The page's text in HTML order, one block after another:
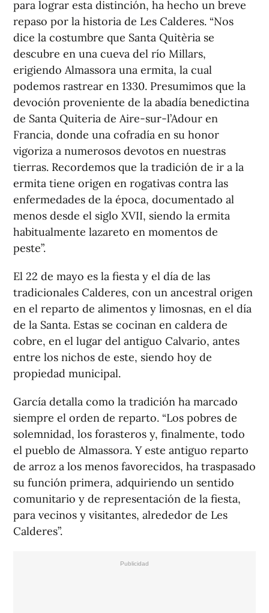
para lograr esta distinción, ha hecho un breve
repaso por la historia de Les Calderes. “Nos
dice la costumbre que Santa Quitèria se
descubre en una cueva del río Millars,
erigiendo Almassora una ermita, la cual
podemos rastrear en 1330. Presumimos que la
devoción proveniente de la abadía benedictina
de Santa Quiteria de Aire-sur-l’Adour en
Francia, donde una cofradía en su honor
vigoriza a numerosos devotos en nuestras
tierras. Recordemos que la tradición de ir a la
ermita tiene origen en rogativas contra las
enfermedades de la época, documentado al
menos desde el siglo XVII, siendo la ermita
habitualmente lazareto en momentos de
peste”.
El 22 de mayo es la fiesta y el día de las
tradicionales Calderes, con un ancestral origen
en el reparto de alimentos y limosnas, en el día
de la Santa. Estas se cocinan en caldera de
cobre, en el lugar del antiguo Calvario, antes
entre los nichos de este, siendo hoy de
propiedad municipal.
García detalla como la tradición ha marcado
siempre el orden de reparto. “Los pobres de
solemnidad, los forasteros y, finalmente, todo
el pueblo de Almassora. Y este antiguo reparto
de arroz a los menos favorecidos, ha traspasado
su función primera, adquiriendo un sentido
comunitario y de representación de la fiesta,
para vecinos y visitantes, alrededor de Les
Calderes”.